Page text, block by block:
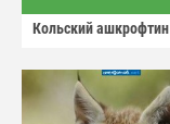
Кольский ашкрофтин